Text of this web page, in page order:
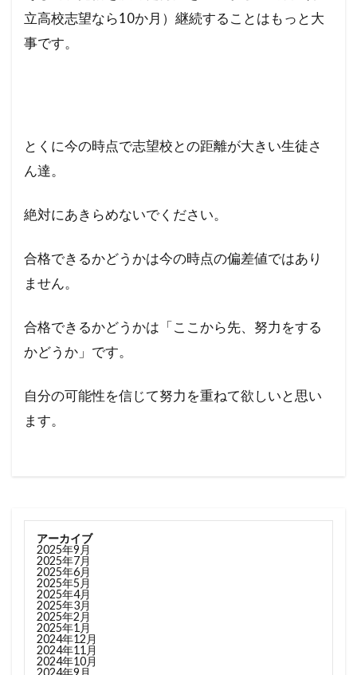
立高校志望なら10か月）継続することはもっと大
事です。
とくに今の時点で志望校との距離が大きい生徒さ
ん達。
絶対にあきらめないでください。
合格できるかどうかは今の時点の偏差値ではあり
ません。
合格できるかどうかは「ここから先、努力をする
かどうか」です。
自分の可能性を信じて努力を重ねて欲しいと思い
ます。
アーカイブ
2025年9月
2025年7月
2025年6月
2025年5月
2025年4月
2025年3月
2025年2月
2025年1月
2024年12月
2024年11月
2024年10月
2024年9月